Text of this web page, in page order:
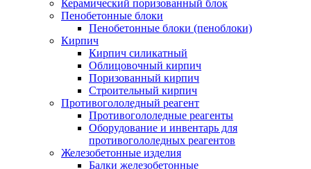
Керамический поризованный блок
Пенобетонные блоки
Пенобетонные блоки (пеноблоки)
Кирпич
Кирпич силикатный
Облицовочный кирпич
Поризованный кирпич
Строительный кирпич
Противогололедный реагент
Противогололедные реагенты
Оборудование и инвентарь для
противогололедных реагентов
Железобетонные изделия
Балки железобетонные